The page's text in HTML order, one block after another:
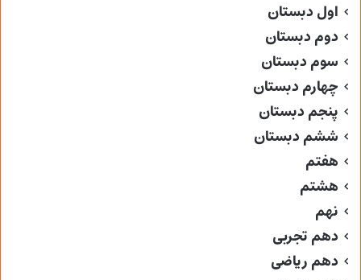
اول دبستان
دوم دبستان
سوم دبستان
چهارم دبستان
پنجم دبستان
ششم دبستان
هفتم
هشتم
نهم
دهم تجربی
دهم ریاضی